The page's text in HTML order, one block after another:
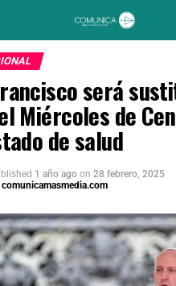
será
Miércoles de
de salud
1 año ago on 28 febrero, 2025
comunicamasmedia.com